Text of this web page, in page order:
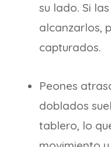
su lado. Si
alcanzarlos,
capturados.
Peones
doblados
tablero, lo